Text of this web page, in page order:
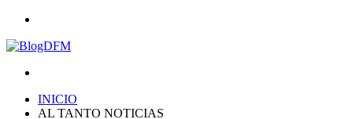
INICIO
AL TANTO NOTICIAS